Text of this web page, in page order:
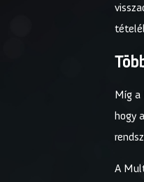
Míg a
hogy
A